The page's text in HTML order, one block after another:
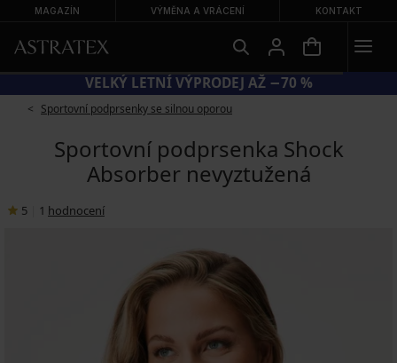
MAGAZÍN VÝMĚNA A VRÁCENÍ KONTAKT
VELKÝ LETNÍ VÝPRODEJ AŽ −70 %
Sportovní podprsenky se silnou oporou
Sportovní podprsenka Shock
Absorber nevyztužená
5 1 hodnocení